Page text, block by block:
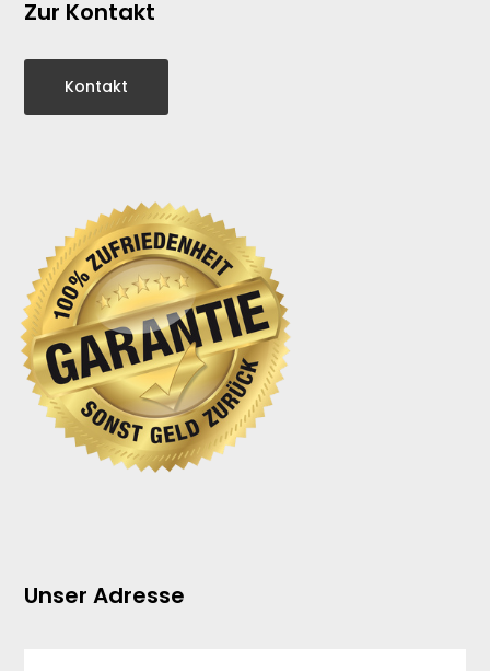
Zur Kontakt
Kontakt
Unser Adresse